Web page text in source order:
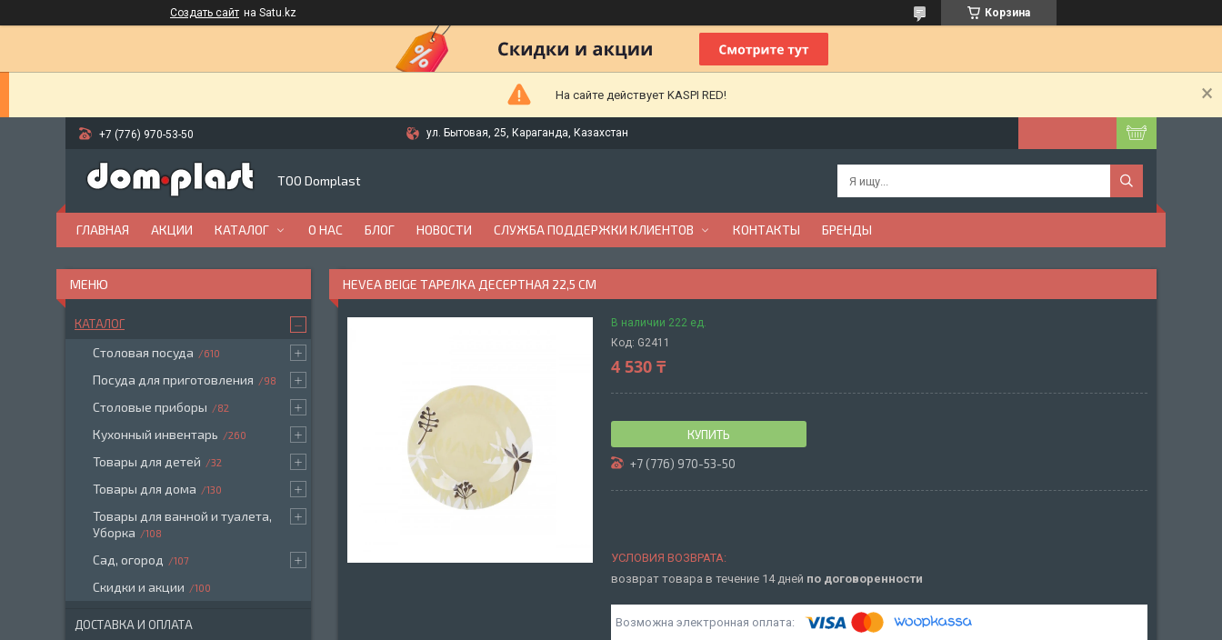
Создать сайт на Satu.kz Корзина
На сайте действует KASPI RED!
+7 (776) 970-53-50 ул. Бытовая, 25, Караганда, Казахстан
ТОО Domplast
ГЛАВНАЯ АКЦИИ КАТАЛОГ О НАС БЛОГ НОВОСТИ СЛУЖБА ПОДДЕРЖКИ КЛИЕНТОВ КОНТАКТЫ БРЕНДЫ
HEVEA BEIGE ТАРЕЛКА ДЕСЕРТНАЯ 22,5 СМ
В наличии 222 ед.
Код: G2411
4 530 ₸
КУПИТЬ
+7 (776) 970-53-50
возврат товара в течение 14 дней по договоренности
КАТАЛОГ
Столовая посуда 610
Посуда для приготовления 98
Столовые приборы 82
Кухонный инвентарь 260
Товары для детей 32
Товары для дома 130
Товары для ванной и туалета,
Уборка
108
Сад, огород 107
Скидки и акции 100
ДОСТАВКА И ОПЛАТА